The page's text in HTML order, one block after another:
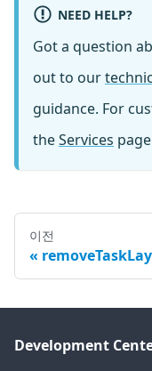
NEED HELP?
Got a question
out to our
guidance. For
theServices
이전
Development